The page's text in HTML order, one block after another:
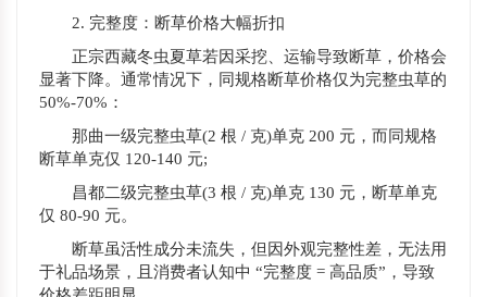
2. 完整度：断草价格大幅折扣
正宗西藏冬虫夏草若因采挖、运输导致断草，价格会
显著下降。通常情况下，同规格断草价格仅为完整虫草的
50%-70%：
那曲一级完整虫草(2 根 / 克)单克 200 元，而同规格
断草单克仅 120-140 元;
昌都二级完整虫草(3 根 / 克)单克 130 元，断草单克
仅 80-90 元。
断草虽活性成分未流失，但因外观完整性差，无法用
于礼品场景，且消费者认知中 “完整度 = 高品质”，导致